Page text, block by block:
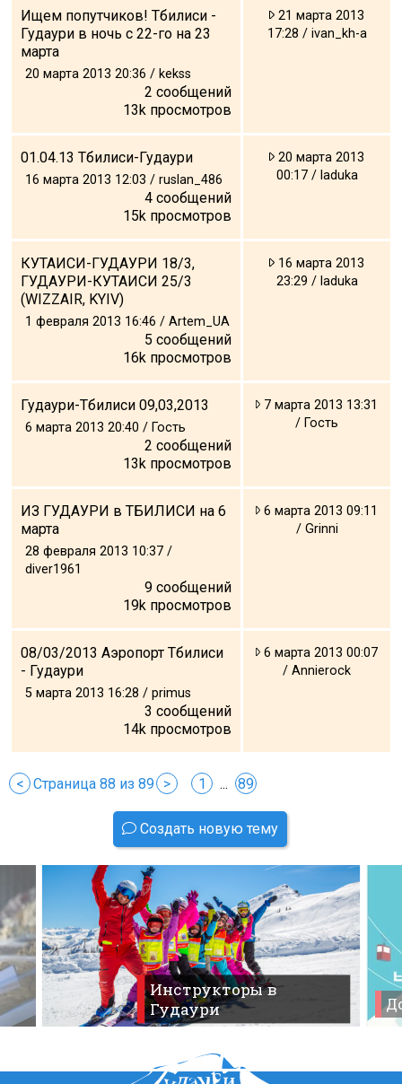
Ищем попутчиков! Тбилиси -
Гудаури в ночь с 22-го на 23
марта
20 марта 2013 20:36 / kekss
2 сообщений
13k просмотров
21 марта 2013
17:28 / ivan_kh-a
01.04.13 Тбилиси-Гудаури
16 марта 2013 12:03 / ruslan_486
4 сообщений
15k просмотров
20 марта 2013
00:17 / laduka
КУТАИСИ-ГУДАУРИ 18/3,
ГУДАУРИ-КУТАИСИ 25/3
(WIZZAIR, KYIV)
1 февраля 2013 16:46 / Artem_UA
5 сообщений
16k просмотров
16 марта 2013
23:29 / laduka
Гудаури-Тбилиси 09,03,2013
6 марта 2013 20:40 / Гость
2 сообщений
13k просмотров
7 марта 2013 13:31
/ Гость
ИЗ ГУДАУРИ в ТБИЛИСИ на 6
марта
28 февраля 2013 10:37 /
diver1961
9 сообщений
19k просмотров
6 марта 2013 09:11
/ Grinni
08/03/2013 Аэропорт Тбилиси
- Гудаури
5 марта 2013 16:28 / primus
3 сообщений
14k просмотров
6 марта 2013 00:07
/ Annierock
< Страница 88 из 89 > 1 ... 89
Создать новую тему
Инструкторы в
Гудаури